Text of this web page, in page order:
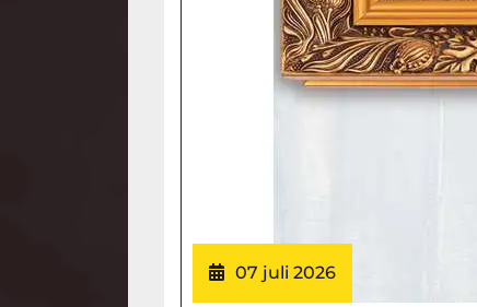
07 juli 2026